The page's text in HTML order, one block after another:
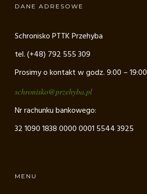
DANE ADRESOWE
Schronisko PTTK Przehyba
tel. (+48) 792 555 309
Prosimy o kontakt w godz. 9:00 – 19:00
schronisko@przehyba.pl
Nr rachunku bankowego:
32 1090 1838 0000 0001 5544 3925
MENU